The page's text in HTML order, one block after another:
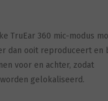
TruEar 360 mic-modus
dan ooit reproduceert en
voor en achter, zodat
gelokaliseerd.